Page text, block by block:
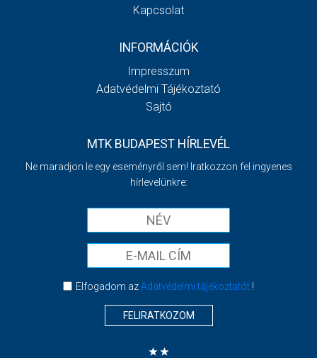
Kapcsolat
INFORMÁCIÓK
Impresszum
Adatvédelmi Tájékoztató
Sajtó
MTK BUDAPEST HÍRLEVÉL
Ne maradjon le egy eseményről sem! Iratkozzon fel ingyenes
hírlevelünkre:
Elfogadom azAdatvédelmi tájékoztatót!
FELIRATKOZOM